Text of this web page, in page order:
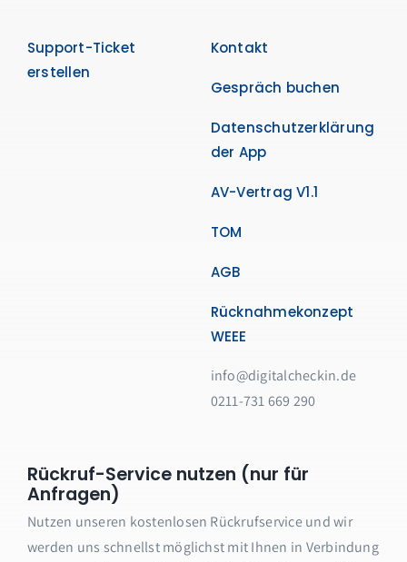
Support-Ticket
erstellen
Kontakt
Gespräch buchen
Datenschutzerklärung
der App
AV-Vertrag V1.1
TOM
AGB
Rücknahmekonzept
WEEE
info@digitalcheckin.de
0211-731 669 290
Rückruf-Service nutzen (nur für
Anfragen)
Nutzen unseren kostenlosen Rückrufservice und wir
werden uns schnellst möglichst mit Ihnen in Verbindung